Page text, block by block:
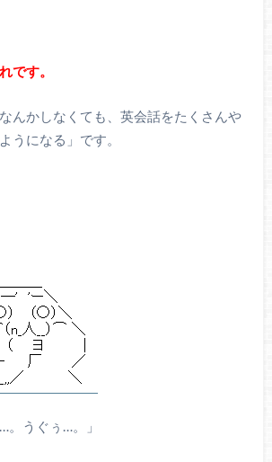
です。
んかしなくても、英会話をたくさんや
うになる」です。
。うぐぅ…。」